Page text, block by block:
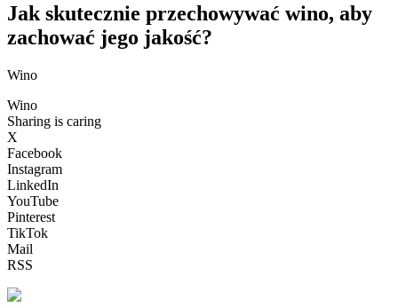
Jak skutecznie przechowywać wino, aby
zachować jego jakość?
Wino
Wino
Sharing is caring
X
Facebook
Instagram
LinkedIn
YouTube
Pinterest
TikTok
Mail
RSS